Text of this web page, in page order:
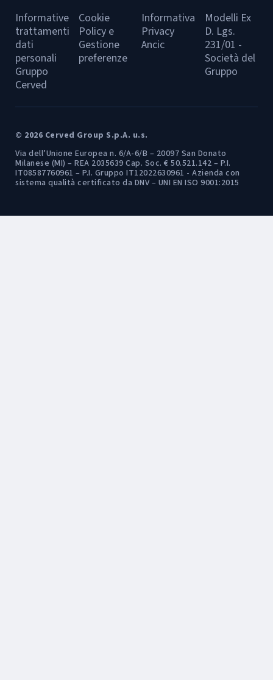
Informative
trattamenti
dati
personali
Gruppo
Cerved
Cookie
Policy e
Gestione
preferenze
Informativa
Privacy
Ancic
Modelli Ex
D. Lgs.
231/01 -
Società del
Gruppo
© 2026 Cerved Group S.p.A. u.s.
Via dell’Unione Europea n. 6/A-6/B – 20097 San Donato
Milanese (MI) – REA 2035639 Cap. Soc. € 50.521.142 – P.I.
IT08587760961 – P.I. Gruppo IT12022630961 - Azienda con
sistema qualità certificato da DNV – UNI EN ISO 9001:2015